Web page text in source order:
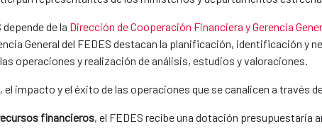
de la Dirección de Cooperación Financiera y Gerencia
General del FEDES destacan la planificación, identificación
operaciones y realización de análisis, estudios y valoraciones.
el impacto y el éxito de las operaciones que se canalicen a través
financieros, el FEDES recibe una dotación presupuestaria